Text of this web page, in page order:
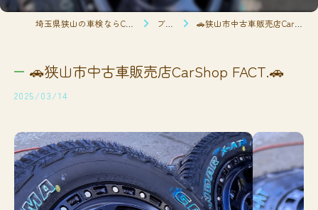
ブログ 🚗狭山市中古車販売店CarShop FACT.🚗
🚗狭山市中古車販売店CarShop FACT.🚗
2025/03/14